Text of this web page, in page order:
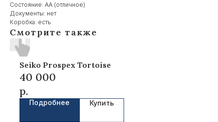
Состояние: AA (отличное)
Документы: нет
Коробка: есть
Смотрите также
Seiko Prospex Tortoise
40 000
р.
Подробнее Купить